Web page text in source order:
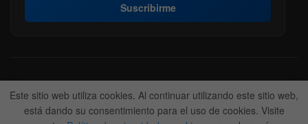
Suscribirme
Acerca de nosotros Politica Editorial
Nuestro Equipo
Contactanos
Anunciate
Este sitio web utiliza cookies. Al continuar utilizando este sitio web,
está dando su consentimiento para el uso de cookies. Visite